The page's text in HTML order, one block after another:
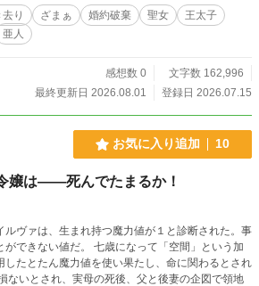
の通じない少女フィアと、最深部の牢につながれ
者は、愛していると言いながらリ
絶を奪った。 一方のラウルは、危険が迫る中でも
より前にも同じように置き去りにされ、英雄へ仕立
々の記録が眠っていた。 奪われた脱出石。偽
界術師が奈落から生還し、奪われた声と人生を取
り ざまぁ 婚約破棄 聖女
王太子
亜人
感想数 0
文字数 162,996
最終更新日 2026.08.01
登録日 2026.07.15
お気に入り追加 10
嬢は――死んでたまるか！
ルヴァは、生まれ持つ魔力値が１と診断された。事
できない値だ。 七歳になって「空間」という加
したとたん魔力値を使い果たし、命に関わるとされ
ないとされ、実母の死後、父と後妻の企図で領地